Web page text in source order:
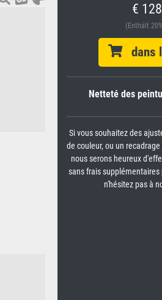
€
(Enthält
dans
Netteté des
Si vous souhaitez des
de couleur, ou un
nous serons heureux
sans frais
n'hésitez pas à